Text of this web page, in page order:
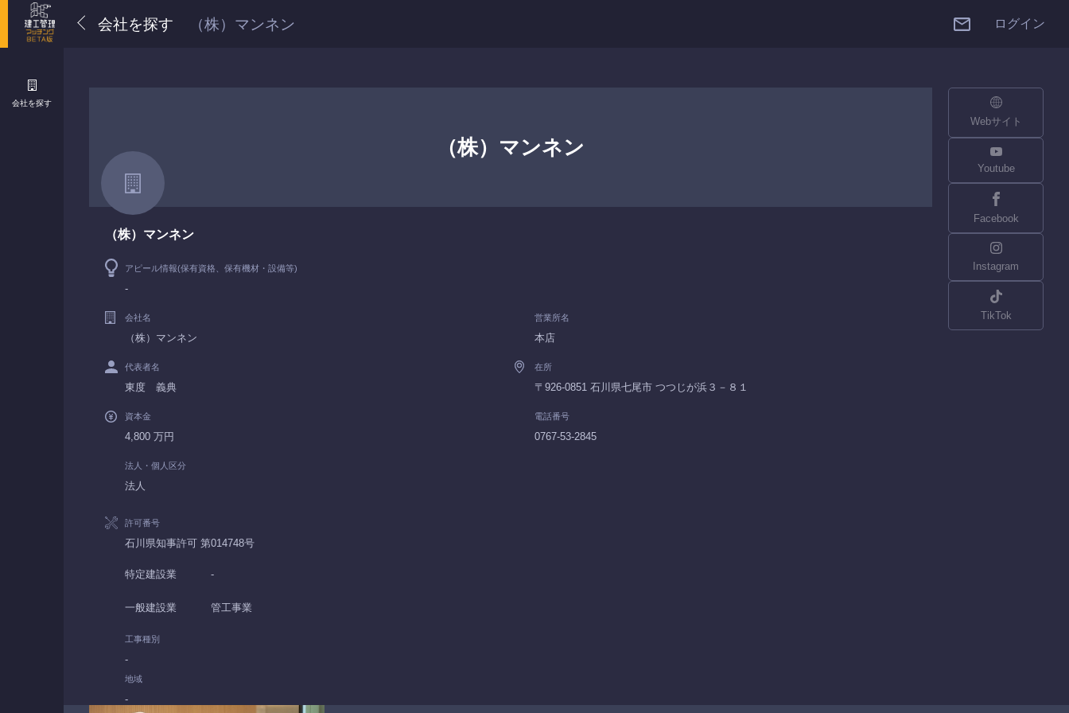
会社を探す （株）マンネン ログイン
（株）マンネン
（株）マンネン
アピール情報(保有資格、保有機材・設備等)
-
会社名
（株）マンネン
代表者名
東度 義典
資本金
4,800 万円
法人・個人区分
法人
営業所名
本店
在所
〒926-0851 石川県七尾市 つつじが浜３－８１
電話番号
0767-53-2845
許可番号
石川県知事許可 第014748号
特定建設業 -
一般建設業 管工事業
工事種別
-
地域
-
Webサイト
Youtube
Facebook
Instagram
TikTok
会社を探す